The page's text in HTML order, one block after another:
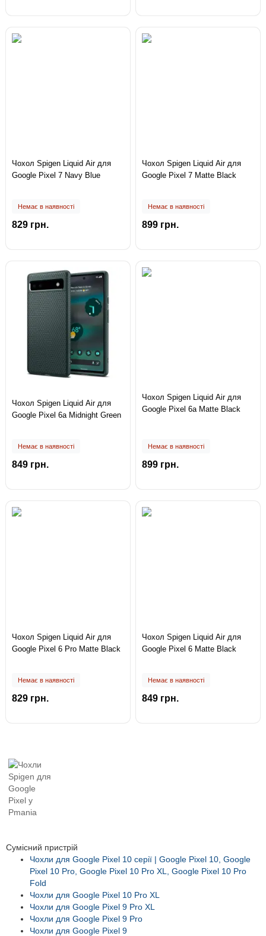
Чохол Spigen Liquid Air для
Google Pixel 7 Navy Blue
Немає в наявності
829 грн.
Чохол Spigen Liquid Air для
Google Pixel 7 Matte Black
Немає в наявності
899 грн.
Чохол Spigen Liquid Air для
Google Pixel 6a Midnight Green
Немає в наявності
849 грн.
Чохол Spigen Liquid Air для
Google Pixel 6a Matte Black
Немає в наявності
899 грн.
Чохол Spigen Liquid Air для
Google Pixel 6 Pro Matte Black
Немає в наявності
829 грн.
Чохол Spigen Liquid Air для
Google Pixel 6 Matte Black
Немає в наявності
849 грн.
Сумісний пристрій
Чохли для Google Pixel 10 серії | Google Pixel 10, Google
Pixel 10 Pro, Google Pixel 10 Pro XL, Google Pixel 10 Pro
Fold
Чохли для Google Pixel 10 Pro XL
Чохли для Google Pixel 9 Pro XL
Чохли для Google Pixel 9 Pro
Чохли для Google Pixel 9